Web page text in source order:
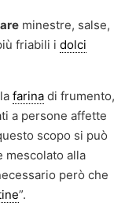
minestre, salse,
friabili i dolci
farina di frumento,
a persone affette
scopo si può
mescolato alla
però che
”.